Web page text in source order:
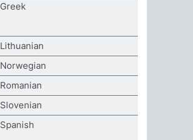
Greek
Lithuanian
Norwegian
Romanian
Slovenian
Spanish